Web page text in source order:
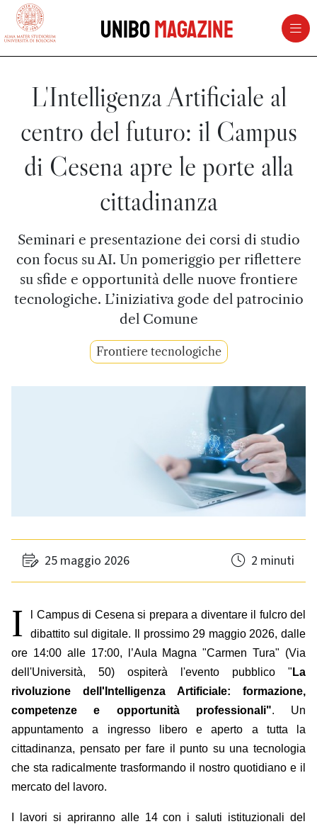
vai al contenuto della pagina
UniboMagazine
L'Intelligenza Artificiale al
centro del futuro: il Campus
di Cesena apre le porte alla
cittadinanza
Seminari e presentazione dei corsi di studio
con focus su AI. Un pomeriggio per riflettere
su sfide e opportunità delle nuove frontiere
tecnologiche. L’iniziativa gode del patrocinio
del Comune
Frontiere tecnologiche
25 maggio 2026 2 minuti
I
l Campus di Cesena si prepara a diventare il fulcro del
dibattito sul digitale. Il prossimo 29 maggio 2026, dalle
ore 14:00 alle 17:00, l’Aula Magna "Carmen Tura" (Via
dell'Università, 50) ospiterà l'evento pubblico " La
rivoluzione dell'Intelligenza Artificiale: formazione,
competenze e opportunità professionali". Un
appuntamento a ingresso libero e aperto a tutta la
cittadinanza, pensato per fare il punto su una tecnologia
che sta radicalmente trasformando il nostro quotidiano e il
mercato del lavoro.
I lavori si apriranno alle 14 con i saluti istituzionali del